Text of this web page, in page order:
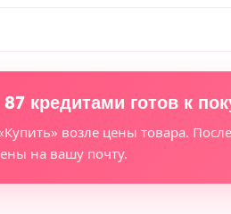
кредитами готов к
возле цены товара.
на вашу почту.